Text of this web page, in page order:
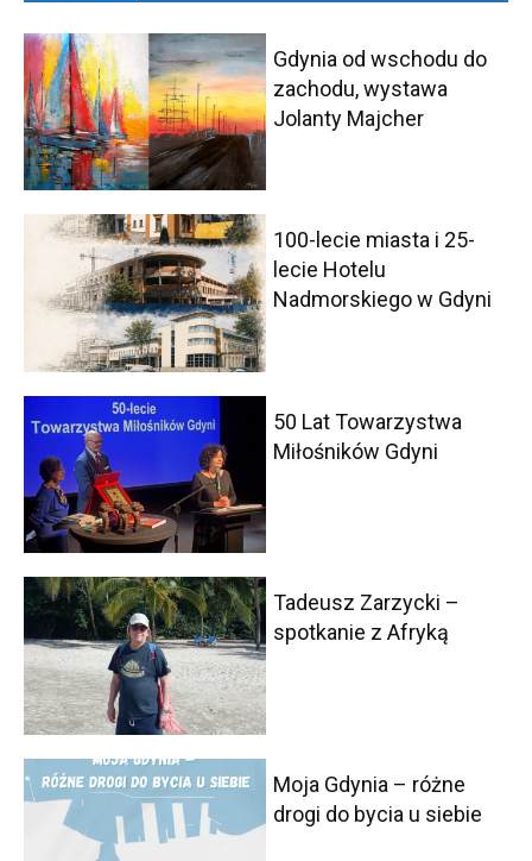
Gdynia od wschodu do
zachodu, wystawa
Jolanty Majcher
100-lecie miasta i 25-
lecie Hotelu
Nadmorskiego w Gdyni
50 Lat Towarzystwa
Miłośników Gdyni
Tadeusz Zarzycki –
spotkanie z Afryką
Moja Gdynia – różne
drogi do bycia u siebie